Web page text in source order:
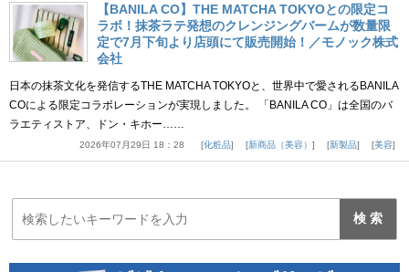
【BANILA CO】THE MATCHA TOKYOとの限定コ
ラボ！抹茶ラテ発想のクレンジングバームが数量限
定で7月下旬より店頭にて販売開始！／モノック株式
会社
日本の抹茶文化を発信するTHE MATCHA TOKYOと、世界中で愛されるBANILA
COによる限定コラボレーションが実現しました。 「BANILA CO」は全国のバ
ラエティストア、ドン・キホー……
2026年07月29日 18：28 化粧品 新商品（美容） 新製品 美容